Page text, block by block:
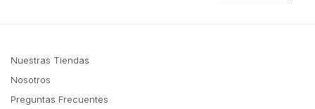
Nuestras Tiendas
Nosotros
Preguntas Frecuentes